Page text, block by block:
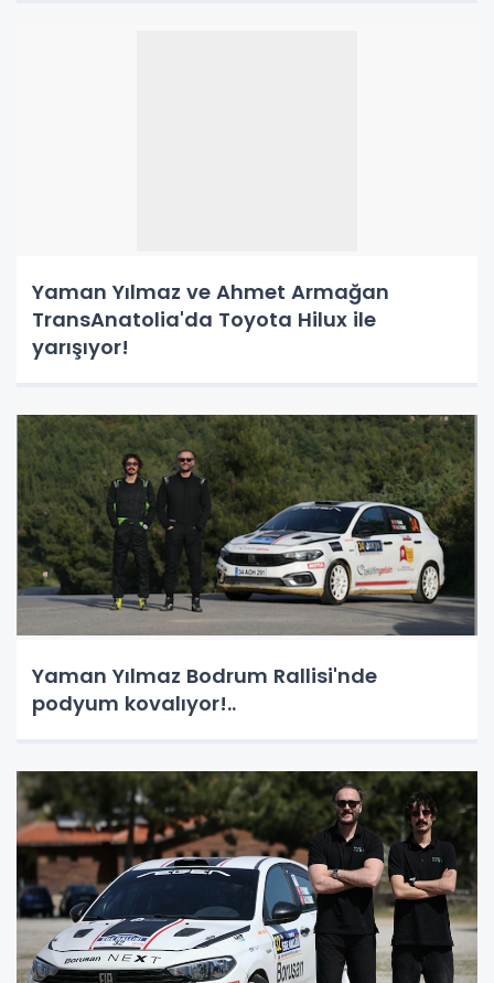
Yaman Yılmaz ve Ahmet Armağan
TransAnatolia'da Toyota Hilux ile
yarışıyor!
Yaman Yılmaz Bodrum Rallisi'nde
podyum kovalıyor!..